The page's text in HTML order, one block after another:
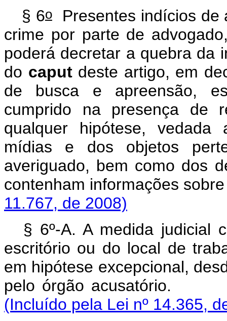
§ 6oPresentes indícios de
crime por parte de
poderá decretar a quebra da
do caput deste artigo, em
de busca e apreensão,
cumprido na presença de
qualquer hipótese,
mídias e dos objetos
averiguado, bem como dos
contenham informações
11.767, de 2008)
§ 6º-A. A medida judicial
escritório ou do local de
em hipótese excepcional,
pelo órgão
(Incluído pela Lei nº 14.365,